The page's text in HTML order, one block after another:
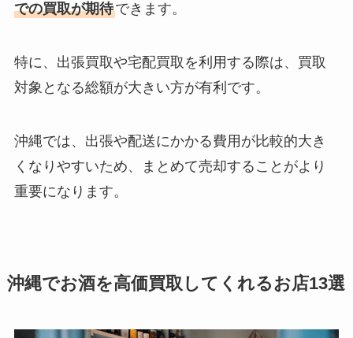
での買取が期待できます。
特に、出張買取や宅配買取を利用する際は、買取
対象となる総額が大きい方が有利です。
沖縄では、出張や配送にかかる費用が比較的大き
くなりやすいため、まとめて売却することがより
重要になります。
沖縄でお酒を高価買取してくれるお店13選